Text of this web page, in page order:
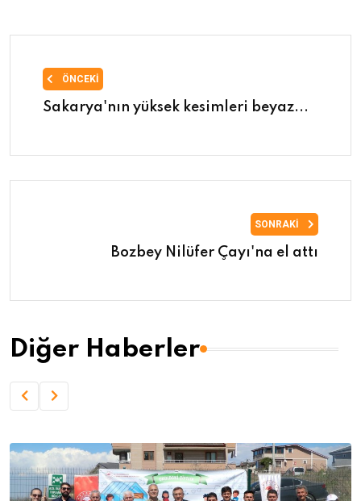
ÖNCEKI
Sakarya'nın yüksek kesimleri beyaz...
SONRAKI
Bozbey Nilüfer Çayı'na el attı
Diğer Haberler